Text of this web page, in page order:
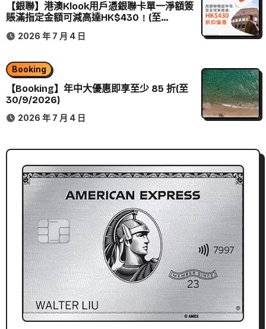
【銀聯】港澳Klook用戶憑銀聯卡單一淨額簽
賬滿指定金額可減高達HK$430﹗(至
31/12/2026)
2026 年 7 月 4 日
Booking
【Booking】年中大優惠即享至少 85 折(至
30/9/2026)
2026 年 7 月 4 日